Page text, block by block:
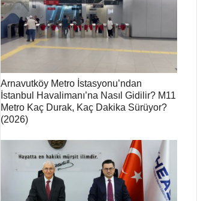
Arnavutköy Metro İstasyonu’ndan
İstanbul Havalimanı’na Nasıl Gidilir? M11
Metro Kaç Durak, Kaç Dakika Sürüyor?
(2026)